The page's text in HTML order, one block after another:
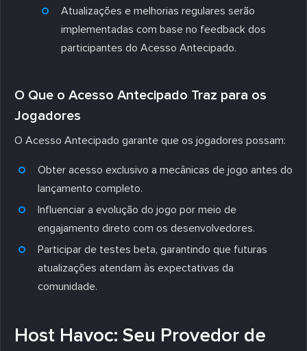
Atualizações e melhorias regulares serão
implementadas com base no feedback dos
participantes do Acesso Antecipado.
O Que o Acesso Antecipado Traz para os
Jogadores
O Acesso Antecipado garante que os jogadores possam:
Obter acesso exclusivo a mecânicas de jogo antes do
lançamento completo.
Influenciar a evolução do jogo por meio de
engajamento direto com os desenvolvedores.
Participar de testes beta, garantindo que futuras
atualizações atendam às expectativas da
comunidade.
Host Havoc: Seu Provedor de